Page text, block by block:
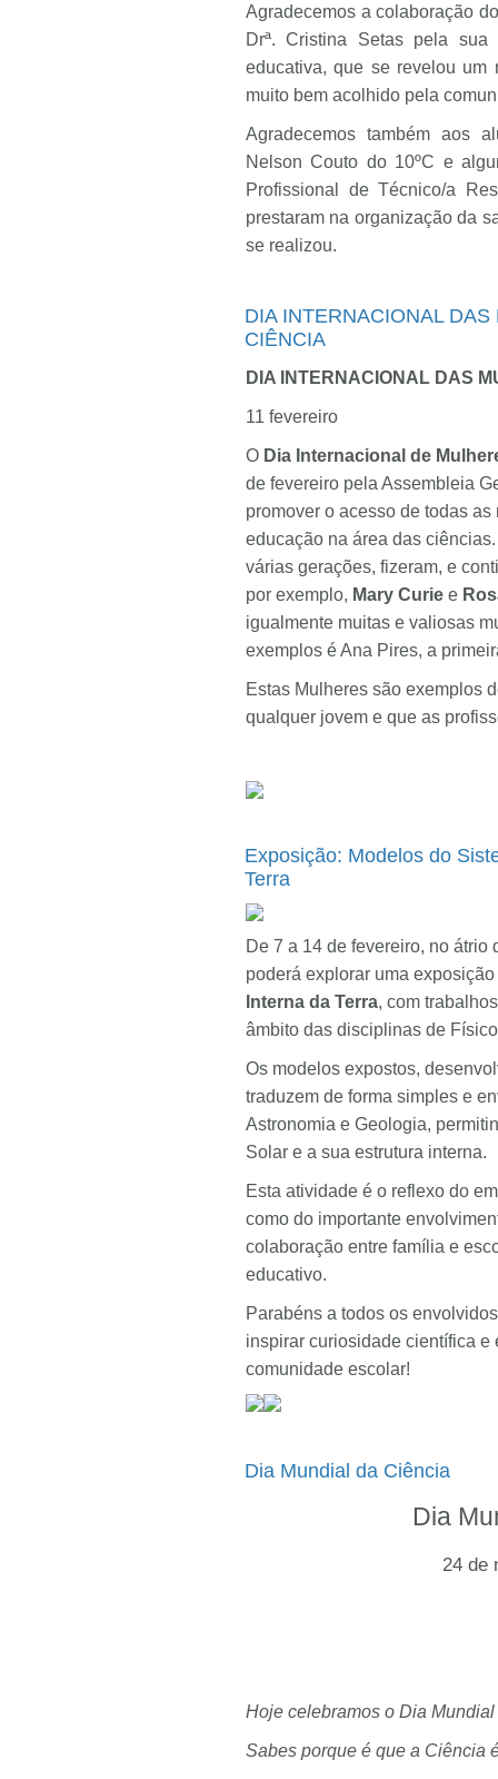
Agradecemos a colaboração
Drª. Cristina Setas pela
educativa, que se revelou um
muito bem acolhido pela
Agradecemos também aos
Nelson Couto do 10ºC e
Profissional de Técnico/a
prestaram na organização da
se realizou.
DIA INTERNACIONAL
CIÊNCIA
DIA INTERNACIONAL DAS
11 fevereiro
O Dia Internacional de
de fevereiro pela Assembleia
promover o acesso de todas
educação na área das
várias gerações, fizeram, e
por exemplo, Mary Curie e
igualmente muitas e valiosas
exemplos é Ana Pires, a
Estas Mulheres são exemplos
qualquer jovem e que as
Exposição: Modelos do
Terra
De 7 a 14 de fevereiro, no
poderá explorar uma
Interna da Terra, com
âmbito das disciplinas de
Os modelos expostos,
traduzem de forma simples e
Astronomia e Geologia,
Solar e a sua estrutura interna.
Esta atividade é o reflexo do
como do importante
colaboração entre família e
educativo.
Parabéns a todos os
inspirar curiosidade científica e
comunidade escolar!
Dia Mundial da Ciência
Dia
24 de
Hoje celebramos o Dia
Sabes porque é que a Ciência